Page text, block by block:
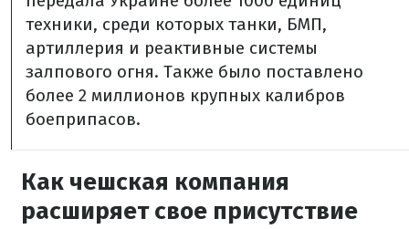
техники, среди которых танки, БМП,
артиллерия и реактивные системы
залпового огня. Также было поставлено
более 2 миллионов крупных калибров
боеприпасов.
Как чешская компания
расширяет свое присутствие